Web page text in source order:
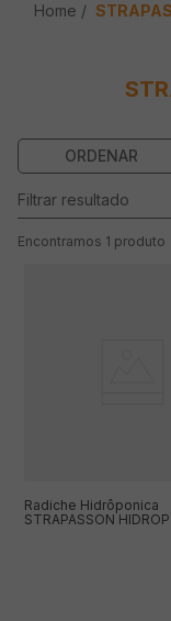
1 produto
Radiche Hidrôponica
STRAPASSON